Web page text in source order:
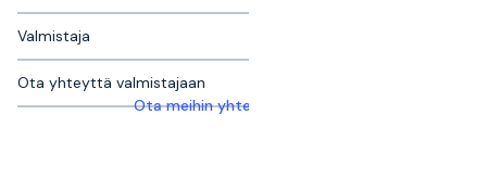
Valmistaja
Ota yhteyttä valmistajaan
Ota meihin yhteyttä saadaksesi lisätietoja